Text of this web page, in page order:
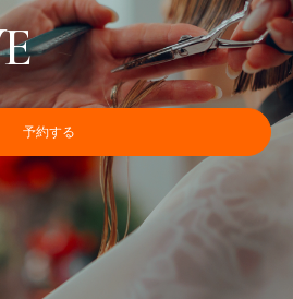
予約する